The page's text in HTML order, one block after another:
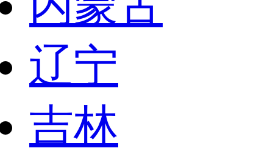
辽宁
吉林